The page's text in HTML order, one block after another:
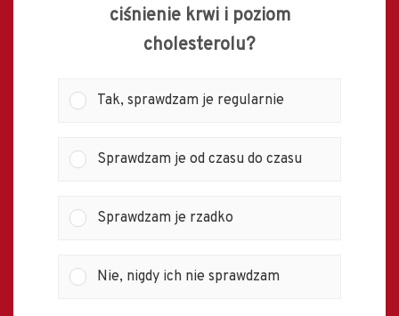
ciśnienie krwi i poziom
cholesterolu?
Tak, sprawdzam je regularnie
Sprawdzam je od czasu do czasu
Sprawdzam je rzadko
Nie, nigdy ich nie sprawdzam